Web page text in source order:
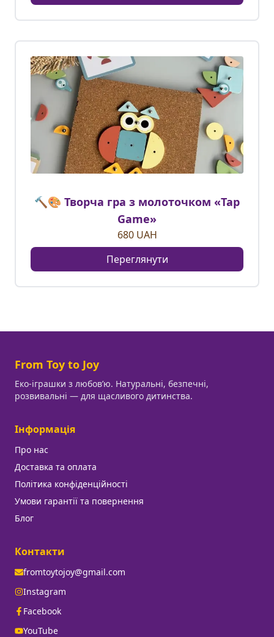
🔨🎨 Творча гра з молоточком «Tap
Game»
680UAH
Переглянути
From Toy to Joy
Еко-іграшки з любовʼю. Натуральні, безпечні,
розвивальні — для щасливого дитинства.
Інформація
Про нас
Доставка та оплата
Політика конфіденційності
Умови гарантії та повернення
Блог
Контакти
fromtoytojoy@gmail.com
Instagram
Facebook
YouTube